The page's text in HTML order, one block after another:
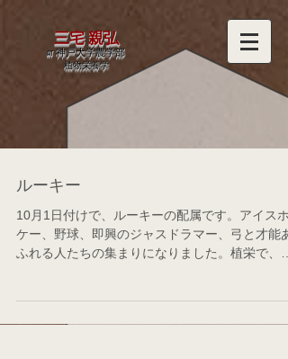
三宅 親弘
at 神戸大学農学部
​植物栄養学
ルーキー
10月1日付けで、ルーキーの配属です。アイスホ
ケー、野球、即興のジャスドラマー、弓と才能あ
ふれる人たちの集まりになりました。植栄で、そ
生、大...